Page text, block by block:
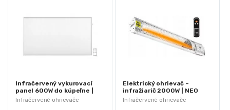
Infračervené ohrievače
Infračervený vykurovací
panel 600W do kúpeľne |
NEO 90-103
Infračervené ohrievače
Elektrický ohrievač –
infražiarič 2000W | NEO
90-030